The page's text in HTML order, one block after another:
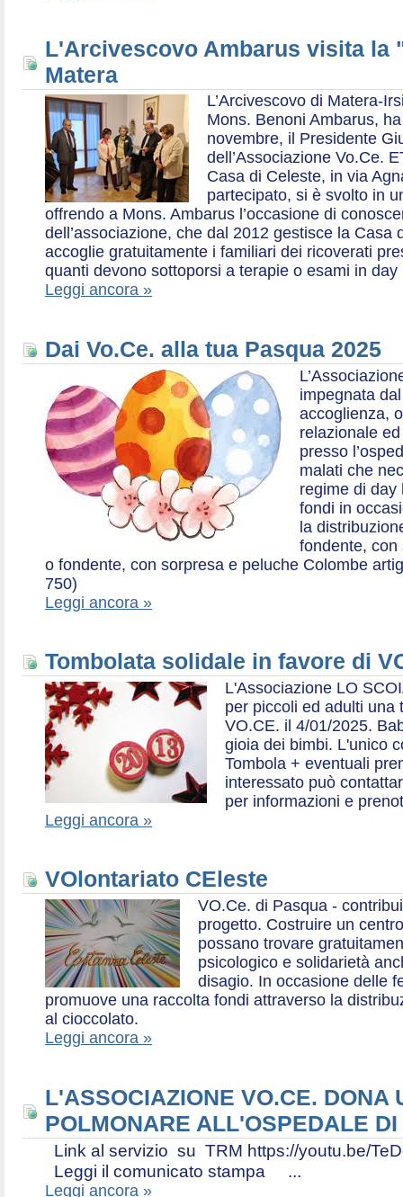
L'Arcivescovo Ambarus visita la
Matera
L’Arcivescovo di Matera-
Mons. Benoni Ambarus,
novembre, il Presidente
dell’Associazione Vo.Ce.
Casa di Celeste, in via
partecipato, si è svolto in
offrendo a Mons. Ambarus l’occasione di
dell’associazione, che dal 2012 gestisce la Casa
accoglie gratuitamente i familiari dei ricoverati
quanti devono sottoporsi a terapie o esami in day
Leggi ancora »
Dai Vo.Ce. alla tua Pasqua 2025
impegnata
accoglienza,
relazionale
presso
malati che
regime di day
fondi in
la
fondente, con
o fondente, con sorpresa e peluche Colombe
750)
Leggi ancora »
Tombolata solidale in favore di
L'Associazione LO
per piccoli ed adulti una
VO.CE. il 4/01/2025.
gioia dei bimbi. L'unico
Tombola + eventuali
interessato può
per informazioni e
Leggi ancora »
VOlontariato CEleste
VO.Ce. di Pasqua -
progetto. Costruire un
possano trovare
psicologico e solidarietà
disagio. In occasione delle
promuove una raccolta fondi attraverso la
al cioccolato.
Leggi ancora »
L'ASSOCIAZIONE VO.CE. DONA
POLMONARE ALL'OSPEDALE
Link al servizio su TRM https://youtu.be/
Leggi il comunicato stampa ...
Leggi ancora »